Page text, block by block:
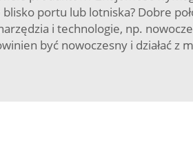
portu lub lotniska? Dobre
i technologie, np.
być nowoczesny i działać z